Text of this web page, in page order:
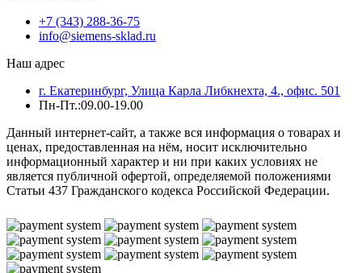
+7 (343) 288-36-75
info@siemens-sklad.ru
Наш адрес
г. Екатеринбург, Улица Карла Либкнехта, 4., офис. 501
Пн-Пт.:09.00-19.00
Данный интернет-сайт, а также вся информация о товарах и
ценах, предоставленная на нём, носит исключительно
информационный характер и ни при каких условиях не
является публичной офертой, определяемой положениями
Статьи 437 Гражданского кодекса Российской Федерации.